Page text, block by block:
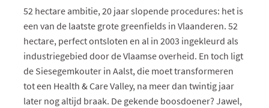
Minister Crevits trekt het percentage
nu op tot 45% voor kleinere
ondernemingen en 35% voor
middelgrote ondernemingen.
52 hectare ambitie, 20 jaar slopende procedures: het is
een van de laatste grote greenfields in Vlaanderen. 52
hectare, perfect ontsloten en al in 2003 ingekleurd als
industriegebied door de Vlaamse overheid. En toch ligt
de Siesegemkouter in Aalst, die moet transformeren
tot een Health & Care Valley, na meer dan twintig jaar
later nog altijd braak. De gekende boosdoener? Jawel,